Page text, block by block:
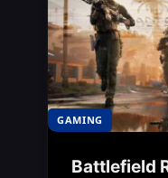
GAMING
Battlefield